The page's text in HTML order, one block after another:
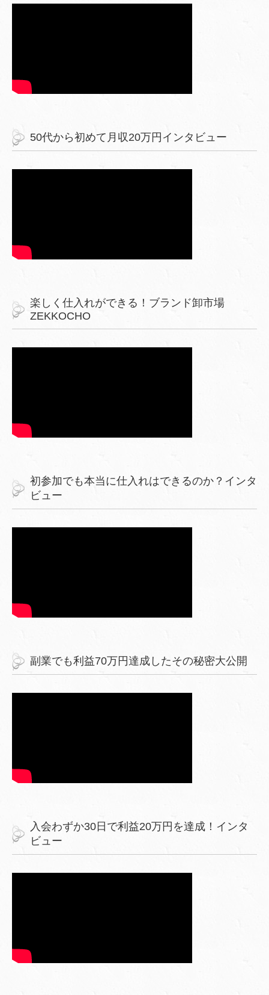
50代から初めて月収20万円インタビュー
楽しく仕入れができる！ブランド卸市場
ZEKKOCHO
初参加でも本当に仕入れはできるのか？インタ
ビュー
副業でも利益70万円達成したその秘密大公開
入会わずか30日で利益20万円を達成！インタ
ビュー